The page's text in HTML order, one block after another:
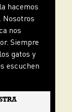
hacemos
Nosotros
nos
Siempre
gatos y
escuchen